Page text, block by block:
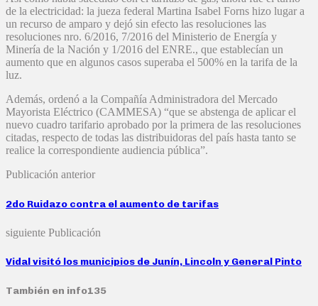
de la electricidad: la jueza federal Martina Isabel Forns hizo lugar a
un recurso de amparo y dejó sin efecto las resoluciones las
resoluciones nro. 6/2016, 7/2016 del Ministerio de Energía y
Minería de la Nación y 1/2016 del ENRE., que establecían un
aumento que en algunos casos superaba el 500% en la tarifa de la
luz.
Además, ordenó a la Compañía Administradora del Mercado
Mayorista Eléctrico (CAMMESA) “que se abstenga de aplicar el
nuevo cuadro tarifario aprobado por la primera de las resoluciones
citadas, respecto de todas las distribuidoras del país hasta tanto se
realice la correspondiente audiencia pública”.
Publicación anterior
2do Ruidazo contra el aumento de tarifas
siguiente Publicación
Vidal visitó los municipios de Junín, Lincoln y General Pinto
También en info135